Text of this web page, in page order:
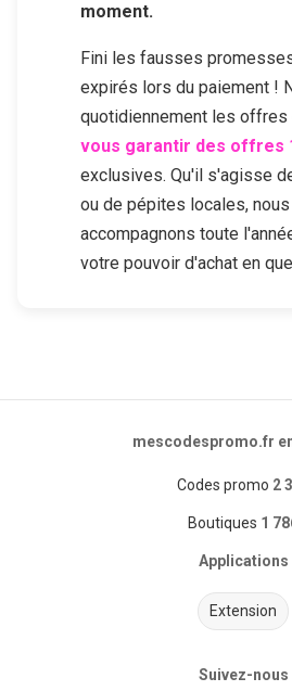
moment.
Fini les fausses
expirés lors du paiement !
quotidiennement les
vous garantir des offres
exclusives. Qu'il s'agisse
ou de pépites locales,
accompagnons toute
votre pouvoir d'achat en
mescodespromo.fr
Codes promo 2
Boutiques 1
Applications
Extension
Suivez-nous